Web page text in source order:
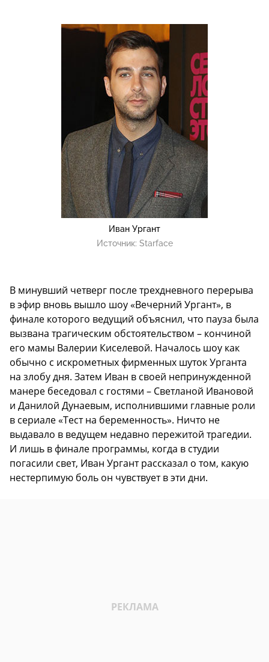
Иван Ургант
Источник: Starface
В минувший четверг после трехдневного перерыва
в эфир вновь вышло шоу «Вечерний Ургант», в
финале которого ведущий объяснил, что пауза была
вызвана трагическим обстоятельством – кончиной
его мамы Валерии Киселевой. Началось шоу как
обычно с искрометных фирменных шуток Урганта
на злобу дня. Затем Иван в своей непринужденной
манере беседовал с гостями – Светланой Ивановой
и Данилой Дунаевым, исполнившими главные роли
в сериале «Тест на беременность». Ничто не
выдавало в ведущем недавно пережитой трагедии.
И лишь в финале программы, когда в студии
погасили свет, Иван Ургант рассказал о том, какую
нестерпимую боль он чувствует в эти дни.